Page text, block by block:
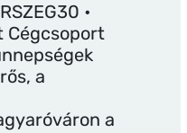
•
Cégcsoport
a
a